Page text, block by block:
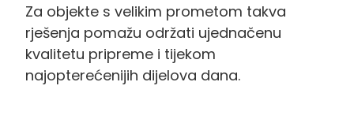
Za objekte s velikim prometom takva
rješenja pomažu održati ujednačenu
kvalitetu pripreme i tijekom
najopterećenijih dijelova dana.